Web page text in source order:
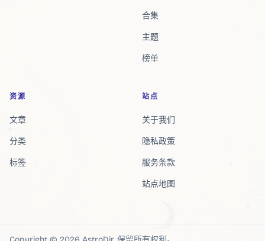
合集
主题
榜单
资源
文章
分类
标签
站点
关于我们
隐私政策
服务条款
站点地图